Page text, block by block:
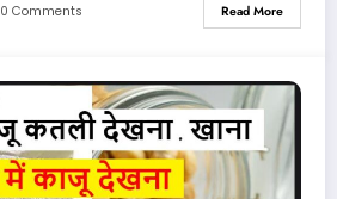
0 Comments Read More